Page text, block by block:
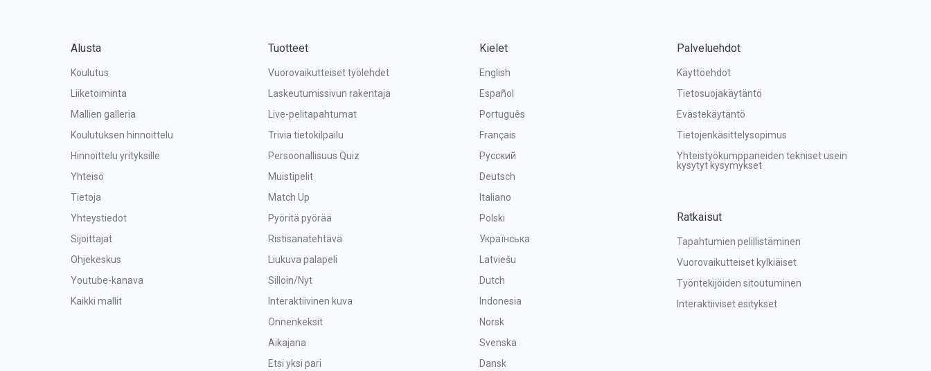
Alusta
Koulutus
Liiketoiminta
Mallien galleria
Koulutuksen hinnoittelu
Hinnoittelu yrityksille
Yhteisö
Tietoja
Yhteystiedot
Sijoittajat
Ohjekeskus
Youtube-kanava
Kaikki mallit
Tuotteet
Vuorovaikutteiset työlehdet
Laskeutumissivun rakentaja
Live-pelitapahtumat
Trivia tietokilpailu
Persoonallisuus Quiz
Muistipelit
Match Up
Pyöritä pyörää
Ristisanatehtävä
Liukuva palapeli
Silloin/Nyt
Interaktiivinen kuva
Onnenkeksit
Aikajana
Etsi yksi pari
Kielet
English
Español
Português
Français
Русский
Deutsch
Italiano
Polski
Українська
Latviešu
Dutch
Indonesia
Norsk
Svenska
Dansk
Palveluehdot
Käyttöehdot
Tietosuojakäytäntö
Evästekäytäntö
Tietojenkäsittelysopimus
Yhteistyökumppaneiden tekniset usein
kysytyt kysymykset
Ratkaisut
Tapahtumien pelillistäminen
Vuorovaikutteiset kylkiäiset
Työntekijöiden sitoutuminen
Interaktiiviset esitykset